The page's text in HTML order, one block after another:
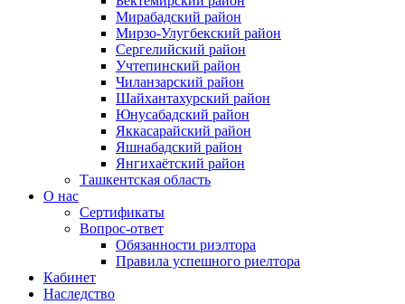
Мирабадский район
Мирзо-Улугбекский район
Сергелийский район
Учтепинский район
Чиланзарский район
Шайхантахурский район
Юнусабадский район
Яккасарайский район
Яшнабадский район
Янгихаётский район
Ташкентская область
О нас
Сертификаты
Вопрос-ответ
Обязанности риэлтора
Правила успешного риелтора
Кабинет
Наследство